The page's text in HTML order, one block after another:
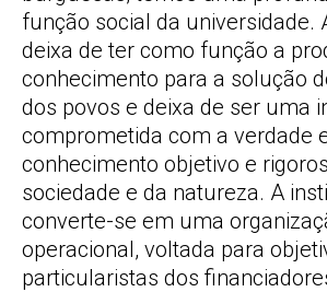
função social da universidade.
deixa de ter como função a
conhecimento para a solução
dos povos e deixa de ser uma
comprometida com a verdade
conhecimento objetivo e
sociedade e da natureza. A
converte-se em uma
operacional, voltada para
particularistas dos